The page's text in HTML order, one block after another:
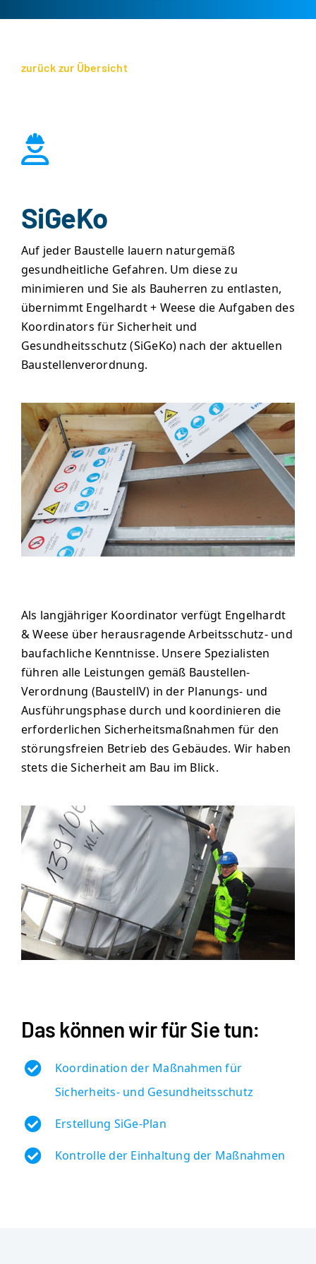
zurück zur Übersicht
SiGeKo
Auf jeder Baustelle lauern naturgemäß
gesundheitliche Gefahren. Um diese zu
minimieren und Sie als Bauherren zu entlasten,
übernimmt Engelhardt + Weese die Aufgaben des
Koordinators für Sicherheit und
Gesundheitsschutz (SiGeKo) nach der aktuellen
Baustellenverordnung.
Als langjähriger Koordinator verfügt Engelhardt
& Weese über herausragende Arbeitsschutz- und
baufachliche Kenntnisse. Unsere Spezialisten
führen alle Leistungen gemäß Baustellen-
Verordnung (BaustellV) in der Planungs- und
Ausführungsphase durch und koordinieren die
erforderlichen Sicherheitsmaßnahmen für den
störungsfreien Betrieb des Gebäudes. Wir haben
stets die Sicherheit am Bau im Blick.
Das können wir für Sie tun:
Koordination der Maßnahmen für
Sicherheits- und Gesundheitsschutz
Erstellung SiGe-Plan
Kontrolle der Einhaltung der Maßnahmen